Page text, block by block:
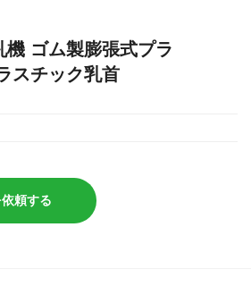
機 ゴム製膨張式プラ
スチック乳首
頼する